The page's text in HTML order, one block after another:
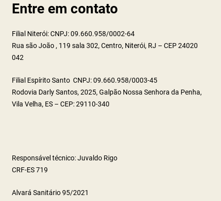
Entre em contato
Filial Niterói: CNPJ: 09.660.958/0002-64
Rua são João , 119 sala 302, Centro, Niterói, RJ – CEP 24020
042
Filial Espírito Santo CNPJ: 09.660.958/0003-45
Rodovia Darly Santos, 2025, Galpão Nossa Senhora da Penha,
Vila Velha, ES – CEP: 29110-340
Responsável técnico: Juvaldo Rigo
CRF-ES 719
Alvará Sanitário 95/2021